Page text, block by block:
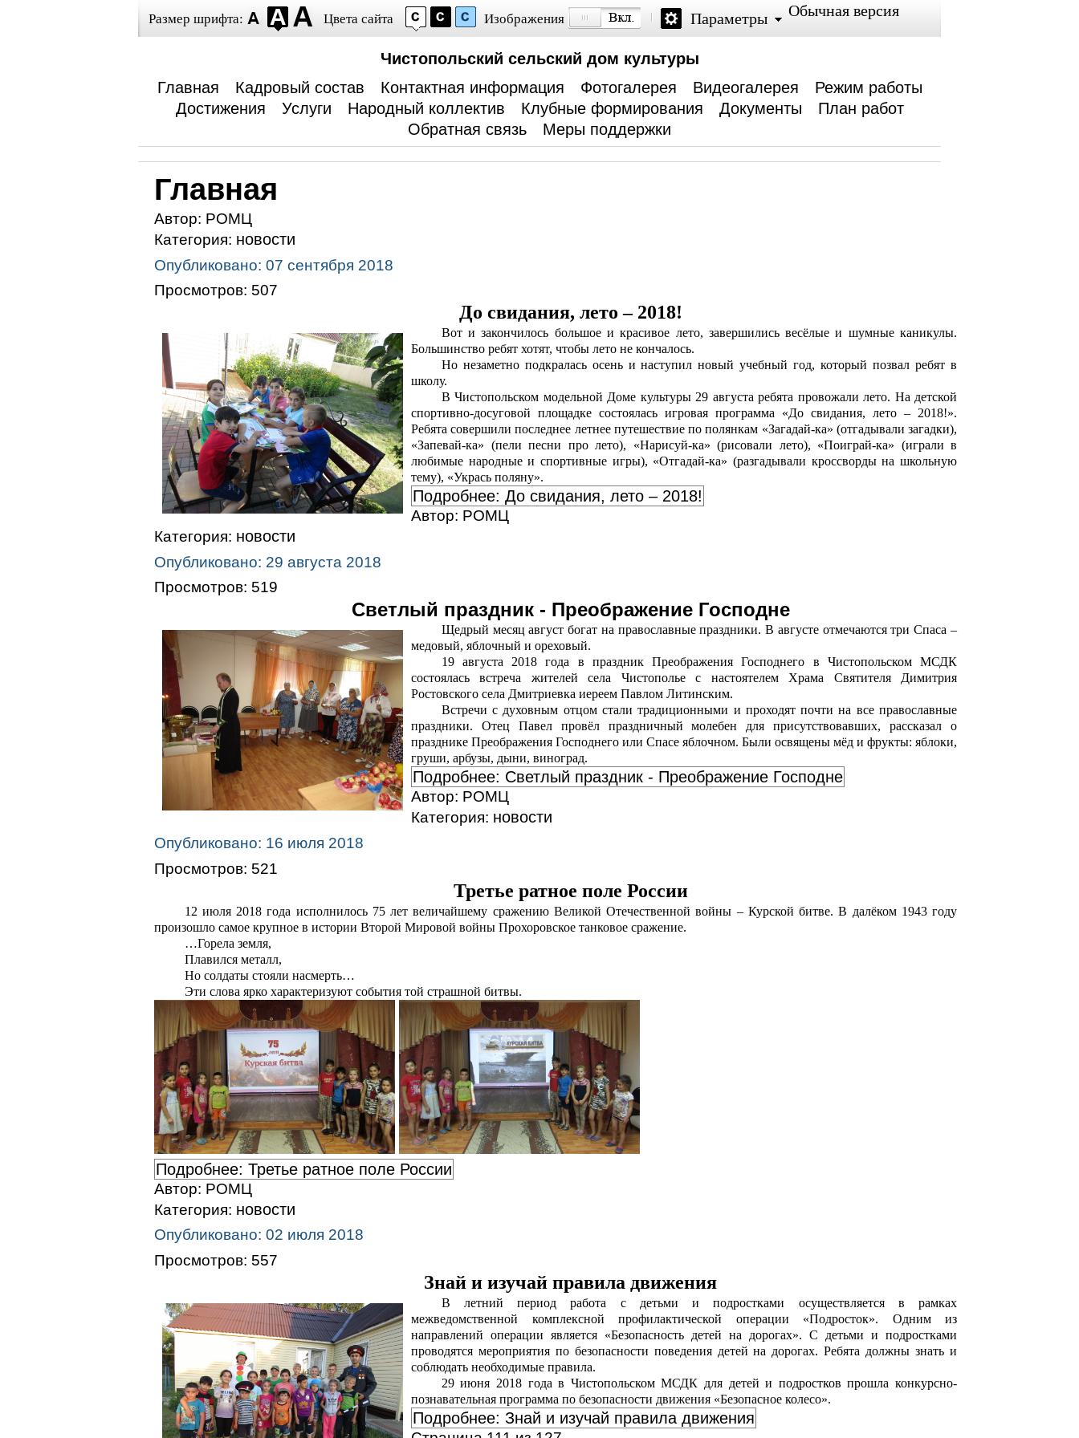
Размер шрифта: Цвета сайта Изображения Параметры Обычная версия
Чистопольский сельский дом культуры
Главная
Кадровый состав Контактная информация Фотогалерея Видеогалерея
Режим работы
Достижения
Услуги Народный коллектив Клубные формирования Документы
План работ
Обратная связь
Меры поддержки
Главная
Автор: РОМЦ
Категория: новости
Опубликовано: 07 сентября 2018
Просмотров: 507
До свидания, лето – 2018!
Вот и закончилось большое и красивое лето, завершились весёлые и шумные каникулы.
Большинство ребят хотят, чтобы лето не кончалось.
Но незаметно подкралась осень и наступил новый учебный год, который позвал ребят в
школу.
В Чистопольском модельной Доме культуры 29 августа ребята провожали лето. На детской
спортивно-досуговой площадке состоялась игровая программа «До свидания, лето – 2018!».
Ребята совершили последнее летнее путешествие по полянкам «Загадай-ка» (отгадывали загадки),
«Запевай-ка» (пели песни про лето), «Нарисуй-ка» (рисовали лето), «Поиграй-ка» (играли в
любимые народные и спортивные игры), «Отгадай-ка» (разгадывали кроссворды на школьную
тему), «Укрась поляну».
Подробнее: До свидания, лето – 2018!
Автор: РОМЦ
Категория: новости
Опубликовано: 29 августа 2018
Просмотров: 519
Светлый праздник - Преображение Господне
Щедрый месяц август богат на православные праздники. В августе отмечаются три Спаса –
медовый, яблочный и ореховый.
19 августа 2018 года в праздник Преображения Господнего в Чистопольском МСДК
состоялась встреча жителей села Чистополье с настоятелем Храма Святителя Димитрия
Ростовского села Дмитриевка иереем Павлом Литинским.
Встречи с духовным отцом стали традиционными и проходят почти на все православные
праздники. Отец Павел провёл праздничный молебен для присутствовавших, рассказал о
празднике Преображения Господнего или Спасе яблочном. Были освящены мёд и фрукты: яблоки,
груши, арбузы, дыни, виноград.
Подробнее: Светлый праздник - Преображение Господне
Автор: РОМЦ
Категория: новости
Опубликовано: 16 июля 2018
Просмотров: 521
Третье ратное поле России
12 июля 2018 года исполнилось 75 лет величайшему сражению Великой Отечественной войны – Курской битве. В далёком 1943 году
произошло самое крупное в истории Второй Мировой войны Прохоровское танковое сражение.
…Горела земля,
Плавился металл,
Но солдаты стояли насмерть…
Эти слова ярко характеризуют события той страшной битвы.
Подробнее: Третье ратное поле России
Автор: РОМЦ
Категория: новости
Опубликовано: 02 июля 2018
Просмотров: 557
Знай и изучай правила движения
В летний период работа с детьми и подростками осуществляется в рамках
межведомственной комплексной профилактической операции «Подросток». Одним из
направлений операции является «Безопасность детей на дорогах». С детьми и подростками
проводятся мероприятия по безопасности поведения детей на дорогах. Ребята должны знать и
соблюдать необходимые правила.
29 июня 2018 года в Чистопольском МСДК для детей и подростков прошла конкурсно-
познавательная программа по безопасности движения «Безопасное колесо».
Подробнее: Знай и изучай правила движения